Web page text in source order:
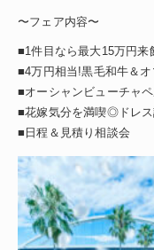
〜フェア内容〜
■1件目なら最大15万円
■4万円相当!黒毛和牛＆
■オーシャンビューチャ
■花嫁気分を満喫◎ドレ
■日程＆見積り相談会